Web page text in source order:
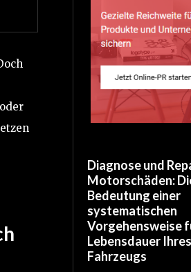
Diagnose und
Motorschäden:
Bedeutung einer
systematischen
Vorgehensweise
Lebensdauer Ihres
Fahrzeugs